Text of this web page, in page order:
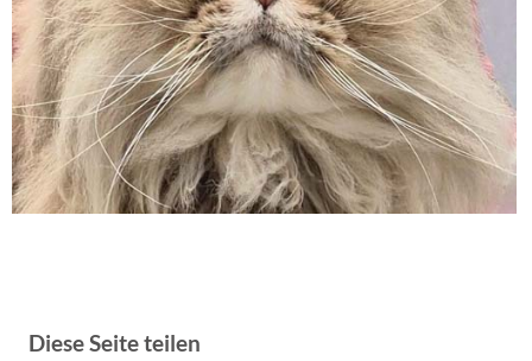
Diese Seite teilen